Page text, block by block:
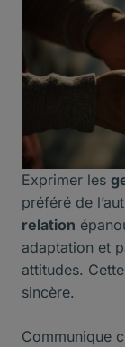
Exprimer les
préféré de
relation
adaptation et
attitudes.
sincère.
Communique